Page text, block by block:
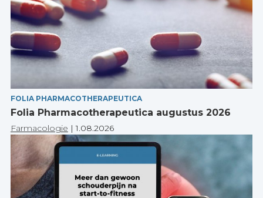
FOLIA PHARMACOTHERAPEUTICA
Folia Pharmacotherapeutica augustus 2026
Farmacologie |1.08.2026